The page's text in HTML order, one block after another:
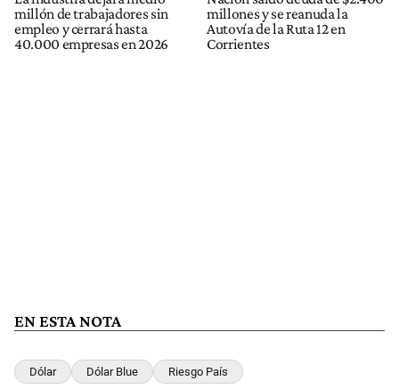
millón de trabajadores sin
empleo y cerrará hasta
40.000 empresas en 2026
millones y se reanuda la
Autovía de la Ruta 12 en
Corrientes
EN ESTA NOTA
Dólar Dólar Blue Riesgo País